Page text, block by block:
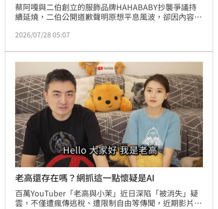
蔡阿嘎與二伯創立的服飾品牌HAHABABY抄襲爭議持
續延燒，二伯公開道歉聲明原想平息風波，卻因內容中
成衣業經驗的業界人士指出，從服飾設計、打版到量
問，直言「看了忍不住皺眉」。林宜君
2026/07/28 05:07
老高還存在嗎？網抓這一點懷疑是AI
百萬YouTuber「老高與小茉」近日深陷「被消失」疑
雲，不僅遭瘋傳逃稅、遭限制自由等傳聞，近期影片風